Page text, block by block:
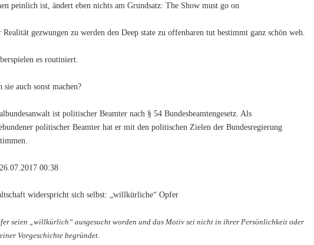
peinlich ist, ändert eben nichts am Grundsatz: The Show must go on
Realität gezwungen zu werden den Deep state zu offenbaren tut bestimmt ganz schön weh.
es routiniert.
sie auch sonst machen?
ist politischer Beamter nach § 54 Bundesbeamten­gesetz. Als
politischer Beamter hat er mit den politischen Zielen der Bundesregierung
26.07.2017 00:38
widerspricht sich selbst: „willkürliche“ Opfer
seien „willkürlich“ ausgesucht worden und das Motiv sei nicht in ihrer Persönlichkeit oder
Vorgeschichte begründet.